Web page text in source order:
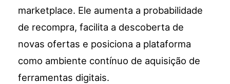
marketplace. Ele aumenta a probabilidade
de recompra, facilita a descoberta de
novas ofertas e posiciona a plataforma
como ambiente contínuo de aquisição de
ferramentas digitais.